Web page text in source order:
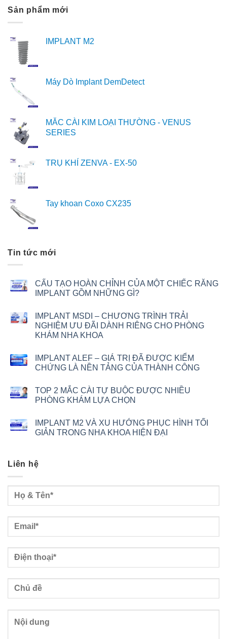
Sản phẩm mới
IMPLANT M2
Máy Dò Implant DemDetect
MẮC CÀI KIM LOẠI THƯỜNG - VENUS
SERIES
TRỤ KHÍ ZENVA - EX-50
Tay khoan Coxo CX235
Tin tức mới
CẤU TẠO HOÀN CHỈNH CỦA MỘT CHIẾC RĂNG
IMPLANT GỒM NHỮNG GÌ?
IMPLANT MSDI – CHƯƠNG TRÌNH TRẢI
NGHIỆM ƯU ĐÃI DÀNH RIÊNG CHO PHÒNG
KHÁM NHA KHOA
IMPLANT ALEF – GIÁ TRỊ ĐÃ ĐƯỢC KIỂM
CHỨNG LÀ NỀN TẢNG CỦA THÀNH CÔNG
TOP 2 MẮC CÀI TỰ BUỘC ĐƯỢC NHIỀU
PHÒNG KHÁM LỰA CHỌN
IMPLANT M2 VÀ XU HƯỚNG PHỤC HÌNH TỐI
GIẢN TRONG NHA KHOA HIỆN ĐẠI
Liên hệ